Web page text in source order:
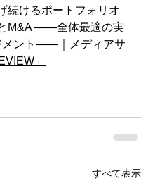
続けるポートフォリオ
M&A ――全体最適の実
メント――｜メディアサ
」
すべて表示